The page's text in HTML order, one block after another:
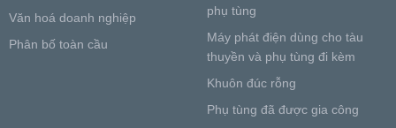
Văn hoá doanh nghiệp
Phân bố toàn cầu
phụ tùng
Máy phát điện dùng cho tàu
thuyền và phụ tùng đi kèm
Khuôn đúc rỗng
Phụ tùng đã được gia công